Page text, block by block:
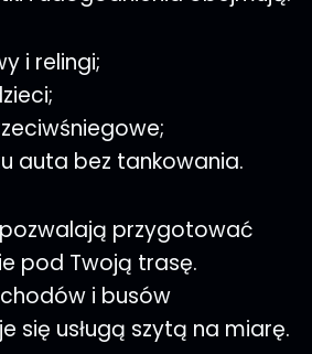
i relingi;
auta bez tankowania.
przygotować
pod Twoją trasę.
i busów
się usługą szytą na miarę.